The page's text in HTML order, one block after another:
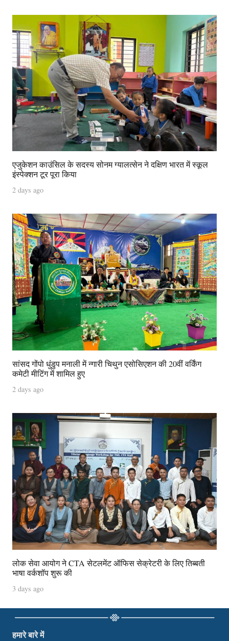
एजुकेशन काउंसिल के सदस्य सोनम ग्यालत्सेन ने दक्षिण भारत में स्कूल
इंस्पेक्शन टूर पूरा किया
2 days ago
सांसद गोंपो धुंडुप मनाली में न्गारी चिथुन एसोसिएशन की 20वीं वर्किंग
कमेटी मीटिंग में शामिल हुए
2 days ago
लोक सेवा आयोग ने CTA सेटलमेंट ऑफिस सेक्रेटरी के लिए तिब्बती
भाषा वर्कशॉप शुरू की
3 days ago
हमारे बारे में